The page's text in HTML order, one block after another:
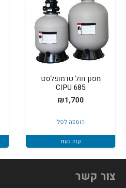
מסנן חול טרמופלסט
685 CIPU
₪1,700
הוספה לסל
קנה כעת
צור קשר